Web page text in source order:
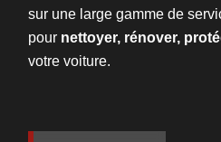
sur une large gamme de
pour nettoyer, rénover,
votre voiture.